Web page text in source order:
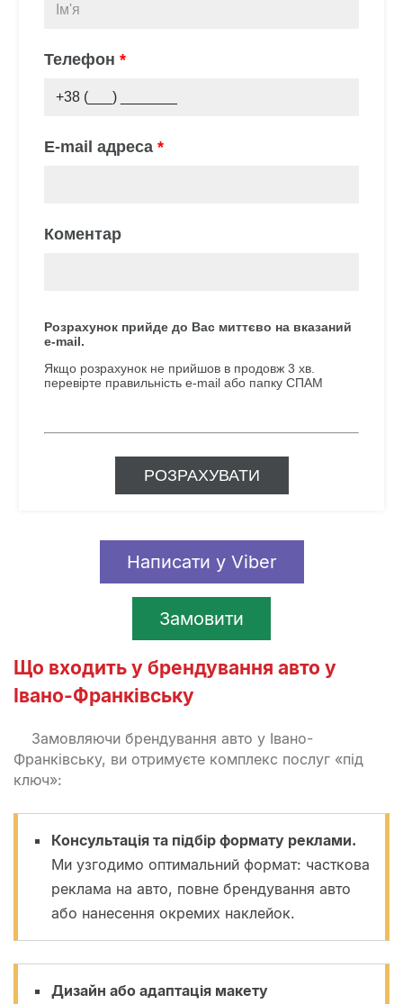
Написати у Viber
Замовити
Що входить у брендування авто у
Івано-Франківську
Замовляючи брендування авто у Івано-
Франківську, ви отримуєте комплекс послуг «під
ключ»:
Консультація та підбір формату реклами.
Ми узгодимо оптимальний формат: часткова
реклама на авто, повне брендування авто
або нанесення окремих наклейок.
Дизайн або адаптація макету